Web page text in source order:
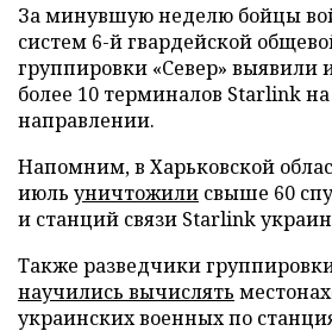
За минувшую неделю бойцы
систем 6-й гвардейской
группировки «Север» выявили
более 10 терминалов Starlink
направлении.
Напомним, в Харьковской
июль уничтожили свыше 60
и станций связи Starlink
Также разведчики
научились вычислять
украинских военных по